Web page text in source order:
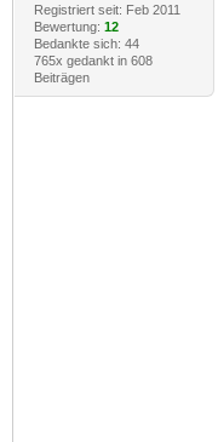
Registriert seit: Feb 2011
Bewertung: 12
Bedankte sich: 44
765x gedankt in 608
Beiträgen